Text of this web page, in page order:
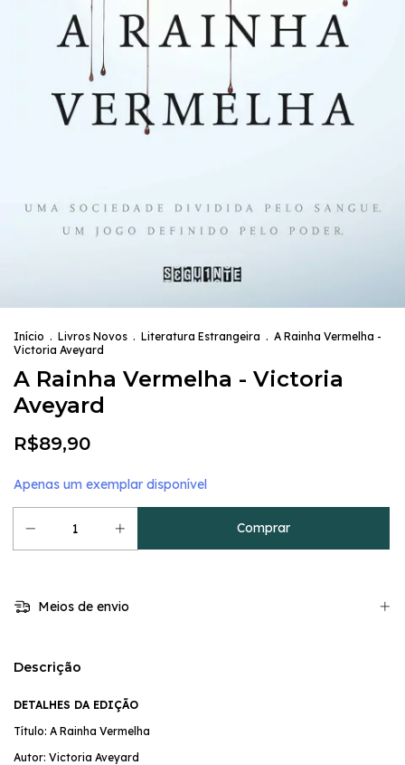
Início . Livros Novos . Literatura Estrangeira . A Rainha Vermelha -
Victoria Aveyard
A Rainha Vermelha - Victoria
Aveyard
R$89,90
Apenas um exemplar disponível
Meios de envio
Descrição
DETALHES DA EDIÇÃO
Título: A Rainha Vermelha
Autor: Victoria Aveyard